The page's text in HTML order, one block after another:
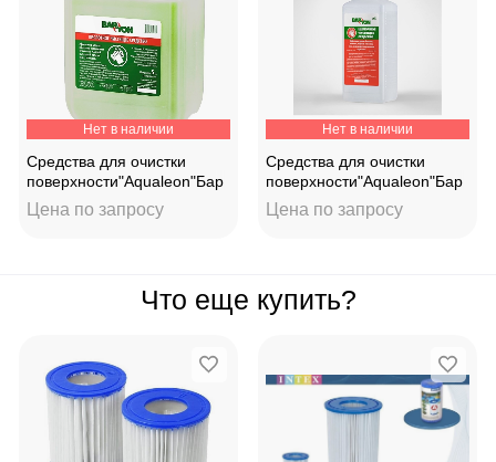
Нет в наличии
Средства для очистки
поверхности"Aqualeon"Бар
ион (кислотное)1кг
Цена по запросу
Нет в наличии
Средства для очистки
поверхности"Aqualeon"Бар
ион (щелочное)1кг
Цена по запросу
Что еще купить?